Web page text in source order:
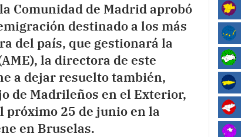
Comunidad de Madrid aprobó
destinado a los más
del país, que gestionará la
la directora de este
a dejar resuelto también,
de Madrileños en el Exterior,
25 de junio en la
en Bruselas.